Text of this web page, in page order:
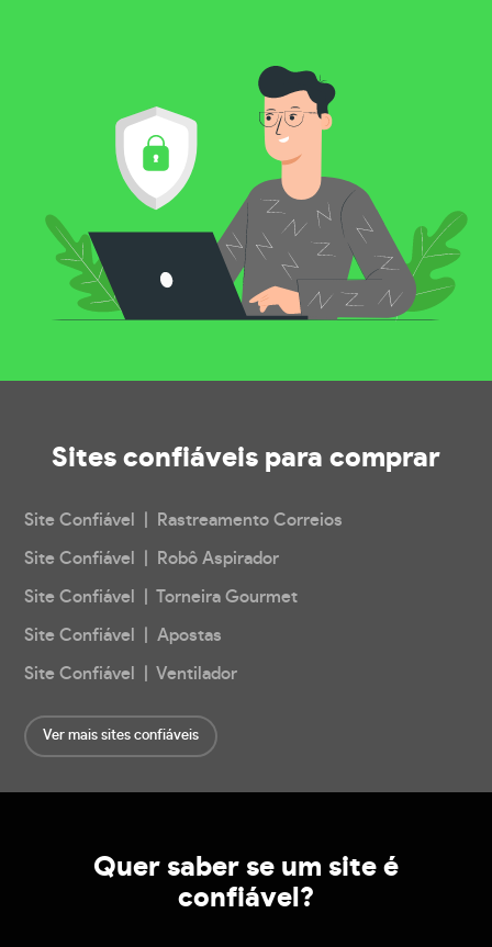
Sites confiáveis para comprar
Site Confiável | Rastreamento Correios
Site Confiável | Robô Aspirador
Site Confiável | Torneira Gourmet
Site Confiável | Apostas
Site Confiável | Ventilador
Ver mais sites confiáveis
Quer saber se um site é
confiável?